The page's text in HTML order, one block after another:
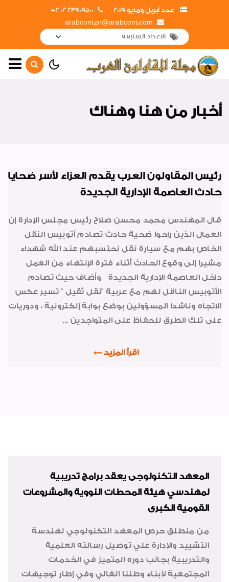
عدد أبريل ومايو 2019
23909500 02 2+
arabcont.pr@arabcont.com
جولات وزيارات خارجية
إفتتاحات
تعاقدات جديدة
شكر وتقدير
اخبار متنوعة
أخبار من هنا وهناك
شهادات الأيزو
أخبار من هنا وهناك
رئيس المقاولون العرب يقدم العزاء لأسر ضحايا
حادث العاصمة الإدارية الجديدة
قال المهندس محمد محسن صلاح رئيس مجلس الإدارة إن
العمال الذين راحوا ضحية حادث تصادم أتوبيس النقل
الخاص بهم مع سيارة نقل نحتسبهم عند الله شهداء
مشيرا إلى وقوع الحادث أثناء فترة الإنتهاء من العمل
داخل العاصمة الإدارية الجديدة وأضاف حيث تصادم
الأتوبيس الناقل لهم مع عربية "نقل ثقيل " تسير عكس
الاتجاه وناشدا المسؤولين بوضع بوابة إلكترونية ، ودوريات
على تلك الطرق للحفاظ على المتواجدين ...
اقرأ المزيد
المعهد التكنولوجى يعقد برامج تدريبية
لمهندسي هيئة المحطات النووية والمشروعات
القومية الكبرى
من منطلق حرص المعهد التكنولوجي لهندسة
التشييد والإدارة علي توصيل رسالته العلمية
والتدريبية بجانب دوره المتميز في الخدمات
المجتمعية لأبناء وطننا الغالي وفي إطار توجيهات